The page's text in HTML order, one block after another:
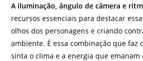
A iluminação, ângulo de câmera e
recursos essenciais para destacar
olhos dos personagens e criando
ambiente. É essa combinação que faz
sinta o clima e a energia que emanam